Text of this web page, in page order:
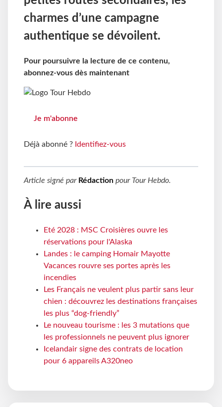
charmes d’une campagne
authentique se dévoilent.
Pour poursuivre la lecture de ce contenu,
abonnez-vous dès maintenant
Je m'abonne
Déjà abonné ? Identifiez-vous
Article signé par Rédaction pour Tour Hebdo.
À lire aussi
Eté 2028 : MSC Croisières ouvre les
réservations pour l'Alaska
Landes : le camping Homair Mayotte
Vacances rouvre ses portes après les
incendies
Les Français ne veulent plus partir sans leur
chien : découvrez les destinations françaises
les plus “dog-friendly”
Le nouveau tourisme : les 3 mutations que
les professionnels ne peuvent plus ignorer
Icelandair signe des contrats de location
pour 6 appareils A320neo